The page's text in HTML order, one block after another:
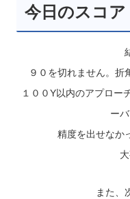
今日のスコ
９０を切れません。折
１００Y以内のアプロー
ー
精度を出せなか
また、